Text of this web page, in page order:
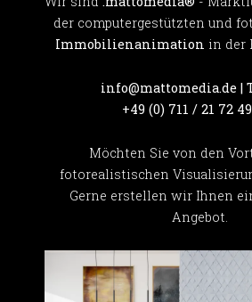
der computergestützten und
Immobilienanimation in der
info@mattomedia.de |
+49 (0) 711 / 21 72
Möchten Sie von den
fotorealistischen
Gerne erstellen wir Ihnen
Angebot.